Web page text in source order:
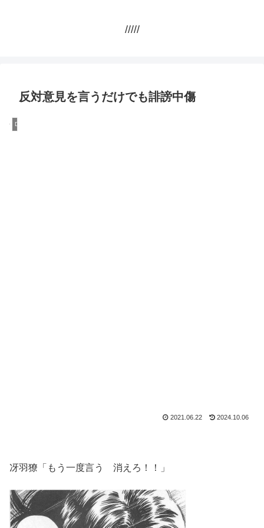
/////
反対意見を言うだけでも誹謗中傷
DQN
2021.06.22 2024.10.06
冴羽獠「もう一度言う 消えろ！！」